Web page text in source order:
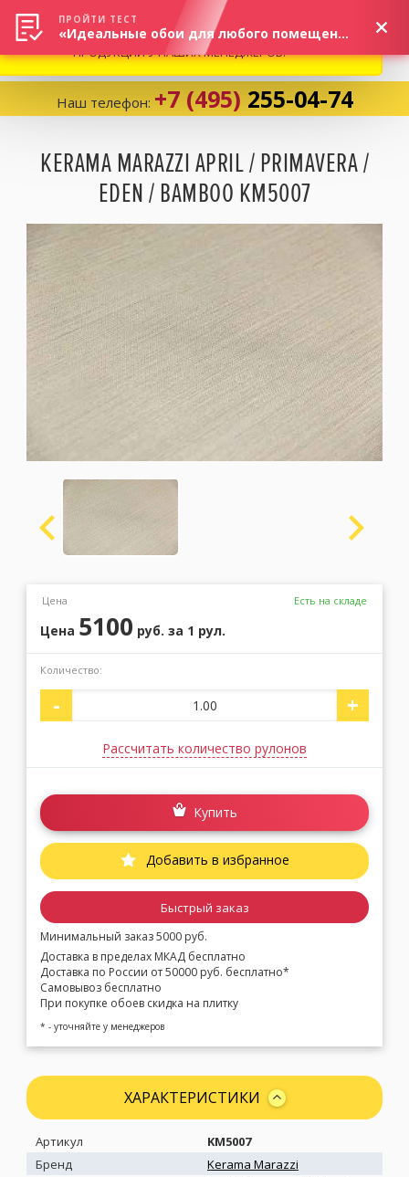
Корзина:0
Избранное:0 товаров
Каталог
Компания
Личный кабинет
Москва (сменить город)
Заказать обратный звонок
Наш телефон: +7 (495) 255-04-74
KERAMA MARAZZI APRIL / PRIMAVERA /
EDEN / BAMBOO KM5007
Цена Есть на складе
Цена 5100 руб. за 1 рул.
Количество:
- +
Рассчитать количество рулонов
Купить
Добавить в избранное
Быстрый заказ
Минимальный заказ 5000 руб.
Доставка в пределах МКАД бесплатно
Доставка по России от 50000 руб. бесплатно*
Самовывоз бесплатно
При покупке обоев скидка на плитку
* - уточняйте у менеджеров
ХАРАКТЕРИСТИКИ
Артикул
KM5007
Бренд
Kerama Marazzi
ВНИМАНИЕ! В СВЯЗИ С СИТУАЦИЕЙ НА РЫНКЕ, ПРОСИМ
УТОЧНЯТЬ АКТУАЛЬНУЮ СТОИМОСТЬ И НАЛИЧИЕ
ПРОДУКЦИИ У НАШИХ МЕНЕДЖЕРОВ.
ПРОЙТИ ТЕСТ
«Идеальные обои для любого помещения!»